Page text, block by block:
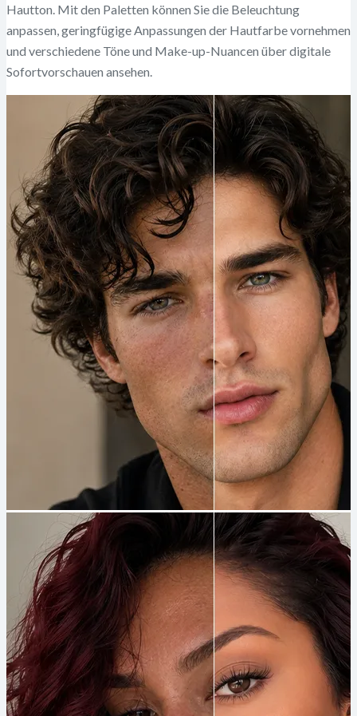
Hautton. Mit den Paletten können Sie die Beleuchtung
anpassen, geringfügige Anpassungen der Hautfarbe vornehmen
und verschiedene Töne und Make-up-Nuancen über digitale
Sofortvorschauen ansehen.